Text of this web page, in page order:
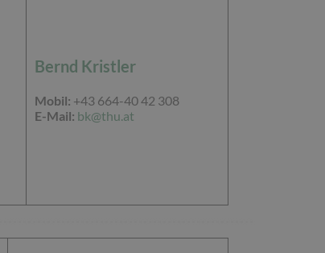
Bernd Kristler
Mobil: +43 664-40 42 308
E-Mail: bk@thu.at